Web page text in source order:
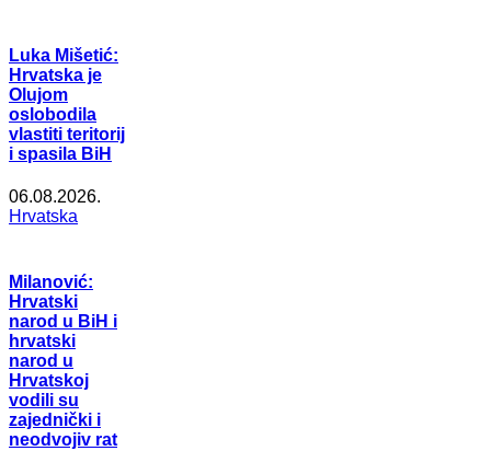
Luka Mišetić:
Hrvatska je
Olujom
oslobodila
vlastiti teritorij
i spasila BiH
06.08.2026.
Hrvatska
Milanović:
Hrvatski
narod u BiH i
hrvatski
narod u
Hrvatskoj
vodili su
zajednički i
neodvojiv rat